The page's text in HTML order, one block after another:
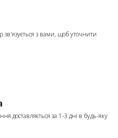
з вами, щоб уточнити
доставляється за 1-3 дні в будь-яку